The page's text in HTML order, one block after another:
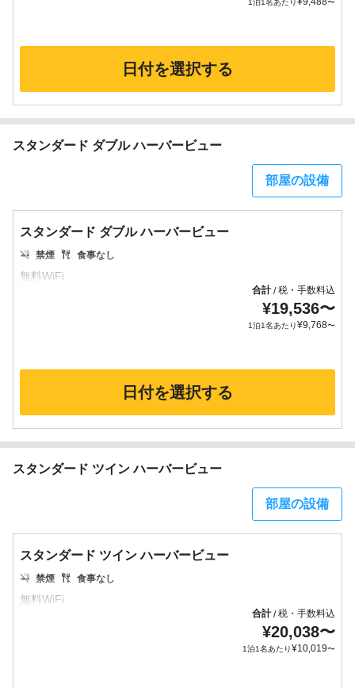
1泊1名あたり 〜
日付を選択する
スタンダード ダブル ハーバービュー
部屋の設備
スタンダード ダブル ハーバービュー
禁煙 食事なし
合計/税・手数料込
¥19,536〜
1泊1名あたり¥9,768〜
日付を選択する
スタンダード ツイン ハーバービュー
部屋の設備
スタンダード ツイン ハーバービュー
禁煙 食事なし
合計/税・手数料込
¥20,038〜
1泊1名あたり¥10,019〜